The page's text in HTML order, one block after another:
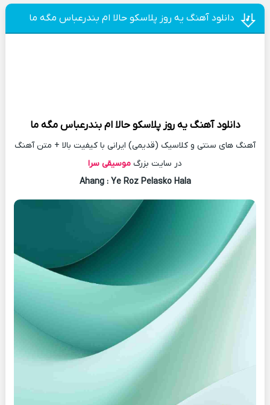
دانلود آهنگ یه روز پلاسکو حالا ام بندرعباس مگه ما
دانلود آهنگ یه روز پلاسکو حالا ام بندرعباس مگه ما
آهنگ های سنتی و کلاسیک (قدیمی) ایرانی با کیفیت بالا + متن آهنگ
در سایت بزرگ موسیقی سرا
Ahang : Ye Roz Pelasko Hala